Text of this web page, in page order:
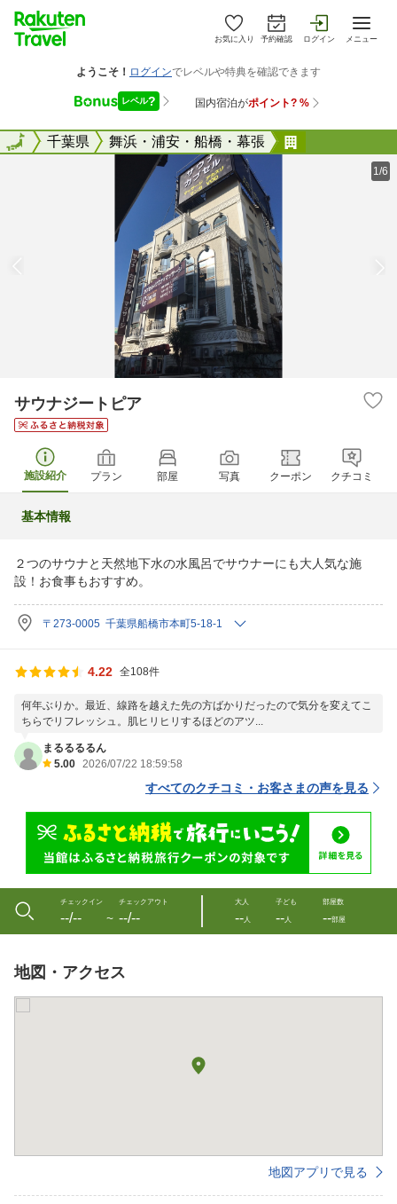
お気に入り 予約確認 ログイン メニュー
全国千葉県 舞浜・浦安・船橋・幕張
全国
1/6
サウナジートピア
施設紹介 プラン 部屋 写真 クーポン クチコミ
基本情報
２つのサウナと天然地下水の水風呂でサウナーにも大人気な施
設！お食事もおすすめ。
〒273-0005 千葉県船橋市本町5-18-1
4.22 全108件
何年ぶりか。最近、線路を越えた先の方ばかりだったので気分を変えてこ
ちらでリフレッシュ。肌ヒリヒリするほどのアツ...
まるるるるん
5.00 2026/07/22 18:59:58
すべてのクチコミ・お客さまの声を見る
チェックイン
--/-- 〜
チェックアウト
--/--
大人
--人
子ども
--人
部屋数
--部屋
地図・アクセス
地図アプリで見る